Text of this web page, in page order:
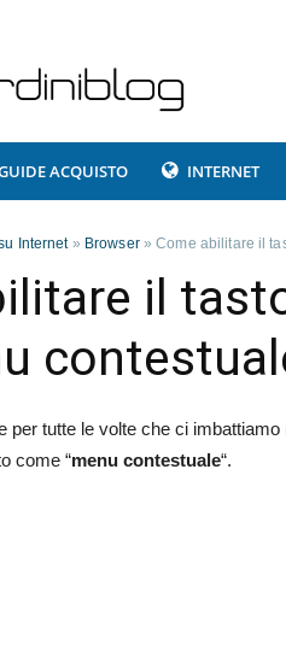
ACQUISTO INTERNET
Internet» Browser»Come abilitare il
il
per tutte le volte che ci
come “menu contestuale“.